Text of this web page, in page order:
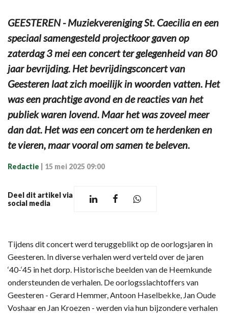
GEESTEREN - Muziekvereniging St. Caecilia en een
speciaal samengesteld projectkoor gaven op
zaterdag 3 mei een concert ter gelegenheid van 80
jaar bevrijding. Het bevrijdingsconcert van
Geesteren laat zich moeilijk in woorden vatten. Het
was een prachtige avond en de reacties van het
publiek waren lovend. Maar het was zoveel meer
dan dat. Het was een concert om te herdenken en
te vieren, maar vooral om samen te beleven.
Redactie 15 mei 2025 09:00
Deel dit artikel via
social media
Tijdens dit concert werd teruggeblikt op de oorlogsjaren in
Geesteren. In diverse verhalen werd verteld over de jaren
‘40-‘45 in het dorp. Historische beelden van de Heemkunde
ondersteunden de verhalen. De oorlogsslachtoffers van
Geesteren - Gerard Hemmer, Antoon Haselbekke, Jan Oude
Voshaar en Jan Kroezen - werden via hun bijzondere verhalen